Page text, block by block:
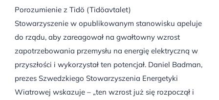
Porozumienie z Tidö (Tidöavtalet)
Stowarzyszenie w opublikowanym stanowisku apeluje
do rządu, aby zareagował na gwałtowny wzrost
zapotrzebowania przemysłu na energię elektryczną w
przyszłości i wykorzystał ten potencjał. Daniel Badman,
prezes Szwedzkiego Stowarzyszenia Energetyki
Wiatrowej wskazuje – „ten wzrost już się rozpoczął i